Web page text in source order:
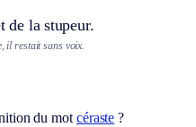
de la stupeur.
il restait sans voix.
du mot céraste ?